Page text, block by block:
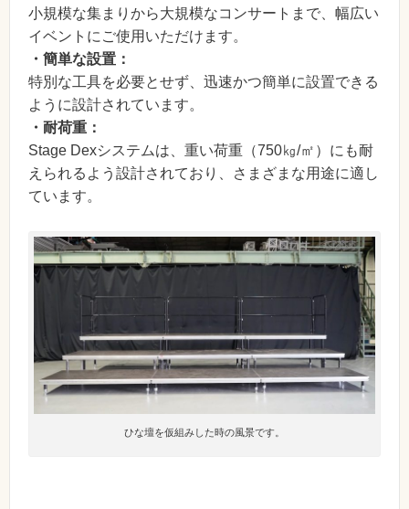
小規模な集まりから大規模なコンサートまで、幅広い
イベントにご使用いただけます。
・簡単な設置：
特別な工具を必要とせず、迅速かつ簡単に設置できる
ように設計されています。
・耐荷重：
Stage Dexシステムは、重い荷重（750㎏/㎡）にも耐
えられるよう設​​計されており、さまざまな用途に適し
ています。
ひな壇を仮組みした時の風景です。